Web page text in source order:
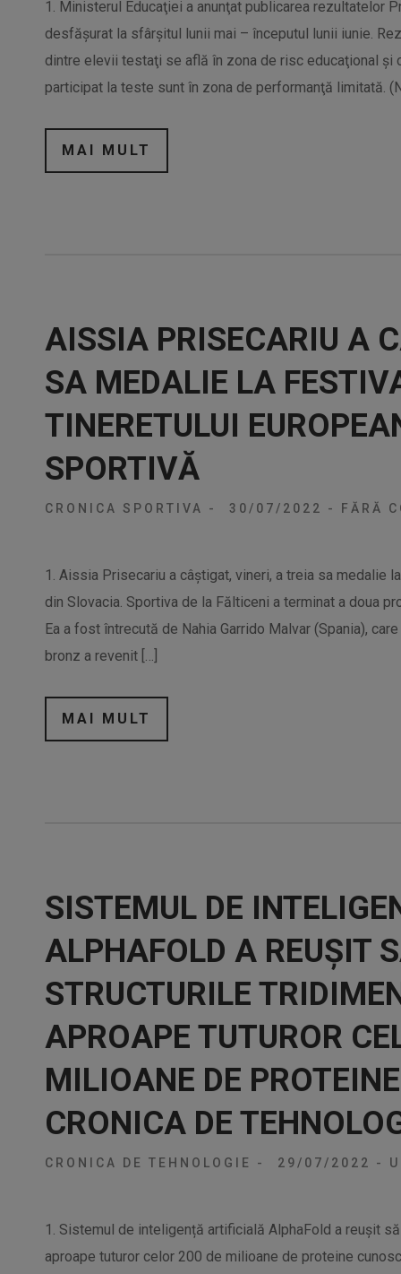
1. Ministerul Educaţiei a anunţat publicarea rezultatelor
desfăşurat la sfârşitul lunii mai – începutul lunii iunie.
dintre elevii testaţi se află în zona de risc educaţional şi
participat la teste sunt în zona de performanţă limitată.
MAI MULT
AISSIA PRISECARIU A
SA MEDALIE LA
TINERETULUI
SPORTIVĂ
CRONICA SPORTIVA - 30/07/2022 - FĂRĂ
1. Aissia Prisecariu a câştigat, vineri, a treia sa medalie
din Slovacia. Sportiva de la Fălticeni a terminat a doua
Ea a fost întrecută de Nahia Garrido Malvar (Spania),
bronz a revenit […]
MAI MULT
SISTEMUL DE
ALPHAFOLD A REUȘIT
STRUCTURILE
APROAPE TUTUROR
MILIOANE DE
CRONICA DE
CRONICA DE TEHNOLOGIE - 29/07/2022 -
1. Sistemul de inteligență artificială AlphaFold a reușit
aproape tuturor celor 200 de milioane de proteine